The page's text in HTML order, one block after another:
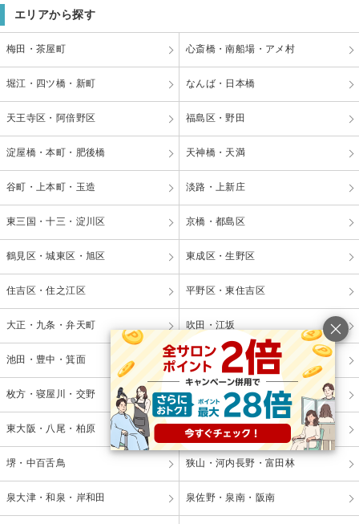
エリアから探す
梅田・茶屋町 心斎橋・南船場・アメ村
堀江・四ツ橋・新町 なんば・日本橋
天王寺区・阿倍野区 福島区・野田
淀屋橋・本町・肥後橋 天神橋・天満
谷町・上本町・玉造 淡路・上新庄
東三国・十三・淀川区 京橋・都島区
鶴見区・城東区・旭区 東成区・生野区
住吉区・住之江区 平野区・東住吉区
大正・九条・弁天町 吹田・江坂
池田・豊中・箕面 守口・門真・大東
枚方・寝屋川・交野 高槻・茨木・摂津
東大阪・八尾・柏原 松原・藤井寺・羽曳野
堺・中百舌鳥 狭山・河内長野・富田林
泉大津・和泉・岸和田 泉佐野・泉南・阪南